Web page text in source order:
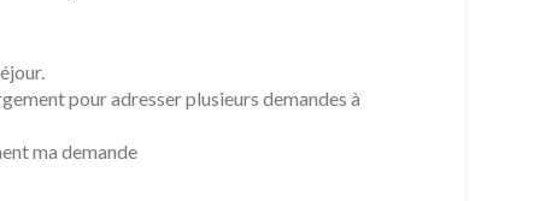
pour adresser plusieurs demandes à
ma demande